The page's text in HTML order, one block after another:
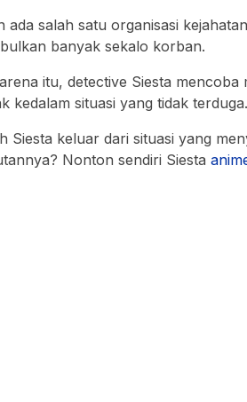
ada salah satu organisasi
banyak sekalo korban.
itu, detective Siesta
kedalam situasi yang tidak terduga.
Siesta keluar dari situasi yang
Nonton sendiri Siesta